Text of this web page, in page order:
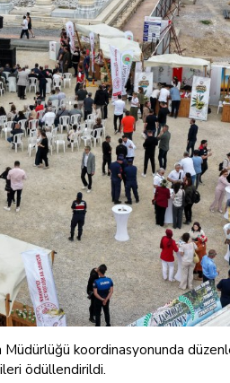
koordinasyonunda
ödüllendirildi.